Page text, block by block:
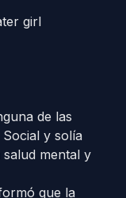
de las
y solía
mental y
que la